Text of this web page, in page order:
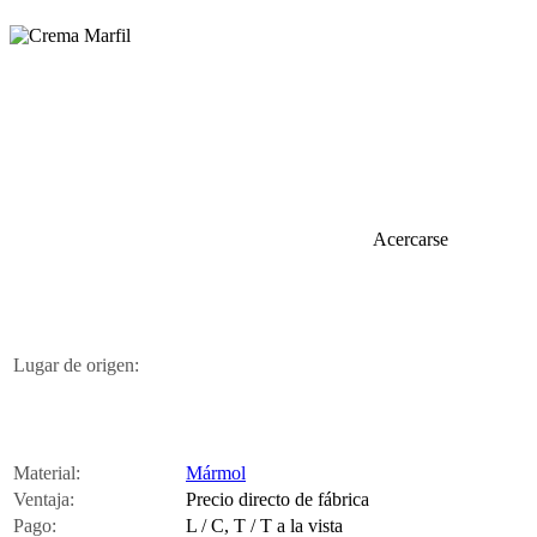
Acercarse
Lugar de origen:
Material:
Mármol
Ventaja:
Precio directo de fábrica
Pago:
L / C, T / T a la vista